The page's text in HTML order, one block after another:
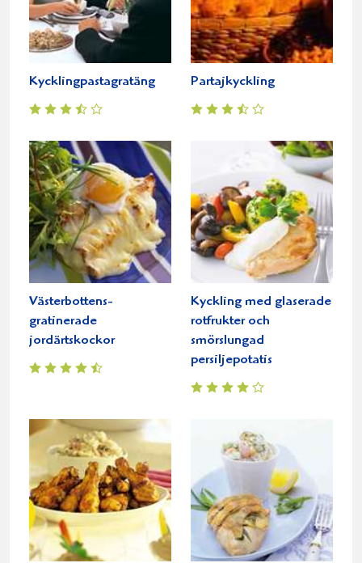
Kycklingpastagratäng Partajkyckling
Västerbottens-
gratinerade
jordärtskockor
Kyckling med glaserade
rotfrukter och
smörslungad
persiljepotatis